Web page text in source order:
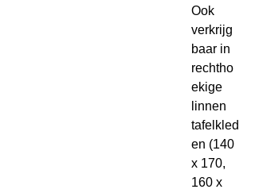
Ook
verkrijg
baar in
rechtho
ekige
linnen
tafelkled
en (140
x 170,
160 x